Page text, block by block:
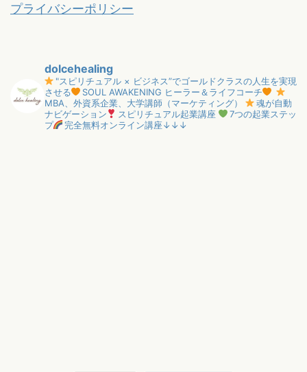
プライバシーポリシー
dolcehealing
"スピリチュアル × ビジネス”でゴールドクラスの人生を実現
させる
SOUL AWAKENING ヒーラー＆ライフコーチ
MBA、外資系企業、大学講師（マーケティング）
魂が自動
ナビゲーション
スピリチュアル起業講座
7つの起業ステッ
プ
完全無料オンライン講座↓↓↓